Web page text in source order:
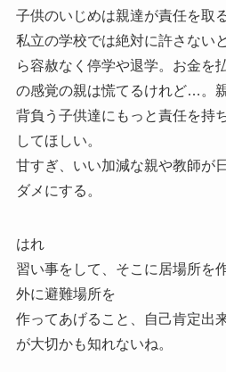
子供のいじめは親達が責任を取
私立の学校では絶対に許さない
ら容赦なく停学や退学。お金を
の感覚の親は慌てるけれど…。
背負う子供達にもっと責任を持
してほしい。
甘すぎ、いい加減な親や教師が
ダメにする。
はれ
習い事をして、そこに居場所を
外に避難場所を
作ってあげること、自己肯定出
が大切かも知れないね。